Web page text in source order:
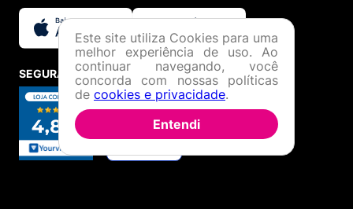
SEGURANÇA E CREDIBILIDADE
Este site utiliza Cookies para uma
melhor experiência de uso. Ao
continuar navegando, você
concorda com nossas políticas
de cookies e privacidade.
Entendi